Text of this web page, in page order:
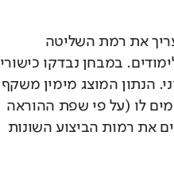
את רמת השליטה
במבחן נבדקו כישורי
הנתון המוצג מימין משקף
לו (על פי שפת ההוראה
את רמות הביצוע השונות